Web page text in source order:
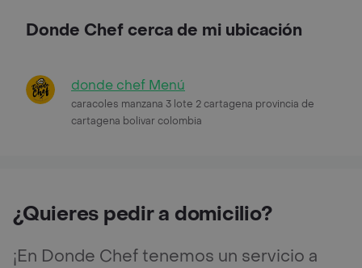
Donde Chef cerca de mi ubicación
donde chef Menú
caracoles manzana 3 lote 2 cartagena provincia de
cartagena bolivar colombia
¿Quieres pedir a domicilio?
¡En Donde Chef tenemos un servicio a